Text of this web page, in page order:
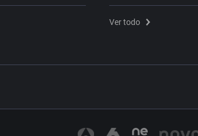
Ver todo